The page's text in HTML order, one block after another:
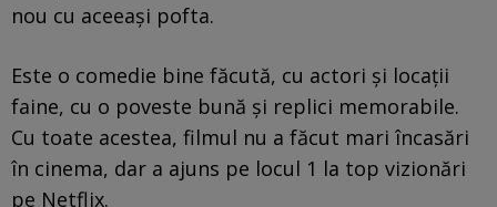
nou cu aceeași pofta.
Este o comedie bine făcută, cu actori și locații
faine, cu o poveste bună și replici memorabile.
Cu toate acestea, filmul nu a făcut mari încasări
în cinema, dar a ajuns pe locul 1 la top vizionări
pe Netflix.